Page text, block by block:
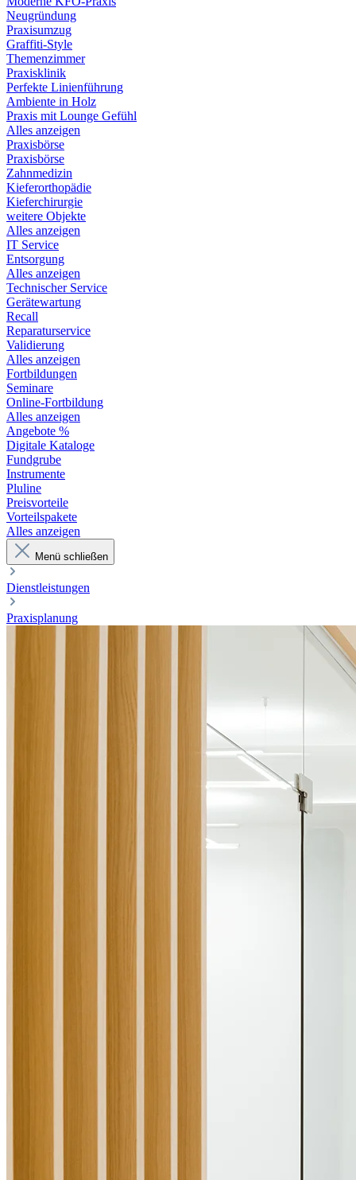
Neugründung
Praxisumzug
Graffiti-Style
Themenzimmer
Praxisklinik
Perfekte Linienführung
Ambiente in Holz
Praxis mit Lounge Gefühl
Alles anzeigen
Praxisbörse
Praxisbörse
Zahnmedizin
Kieferorthopädie
Kieferchirurgie
weitere Objekte
Alles anzeigen
IT Service
Entsorgung
Alles anzeigen
Technischer Service
Gerätewartung
Recall
Reparaturservice
Validierung
Alles anzeigen
Fortbildungen
Seminare
Online-Fortbildung
Alles anzeigen
Angebote %
Digitale Kataloge
Fundgrube
Instrumente
Pluline
Preisvorteile
Vorteilspakete
Alles anzeigen
Menü schließen
Dienstleistungen
Praxisplanung